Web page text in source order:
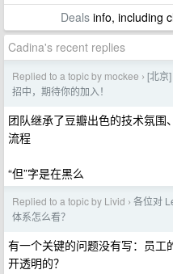
Dealsinfo, including
Cadina's recent replies
Replied to a topic by mockee › [北京
招中，期待你的加入！
团队继承了豆瓣出色的技术氛
流程
“但”字是在黑么
Replied to a topic by Livid › 各位对
体系怎么看？
有一个关键的问题没有写：员
开透明的？